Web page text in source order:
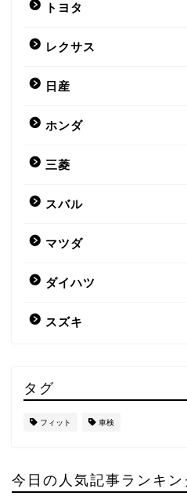
トヨタ
レクサス
日産
ホンダ
三菱
スバル
マツダ
ダイハツ
スズキ
タグ
フィット 車検
今日の人気記事ランキ